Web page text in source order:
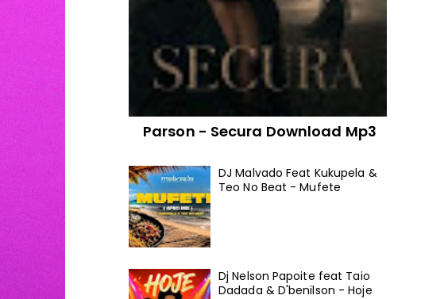
Parson - Secura Download Mp3
DJ Malvado Feat Kukupela &
Teo No Beat - Mufete
Dj Nelson Papoite feat Taio
Dadada & D'benilson - Hoje